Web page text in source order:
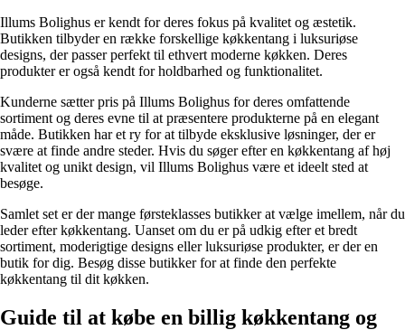
Illums Bolighus er kendt for deres fokus på kvalitet og æstetik.
Butikken tilbyder en række forskellige køkkentang i luksuriøse
designs, der passer perfekt til ethvert moderne køkken. Deres
produkter er også kendt for holdbarhed og funktionalitet.
Kunderne sætter pris på Illums Bolighus for deres omfattende
sortiment og deres evne til at præsentere produkterne på en elegant
måde. Butikken har et ry for at tilbyde eksklusive løsninger, der er
svære at finde andre steder. Hvis du søger efter en køkkentang af høj
kvalitet og unikt design, vil Illums Bolighus være et ideelt sted at
besøge.
Samlet set er der mange førsteklasses butikker at vælge imellem, når du
leder efter køkkentang. Uanset om du er på udkig efter et bredt
sortiment, moderigtige designs eller luksuriøse produkter, er der en
butik for dig. Besøg disse butikker for at finde den perfekte
køkkentang til dit køkken.
Guide til at købe en billig køkkentang og